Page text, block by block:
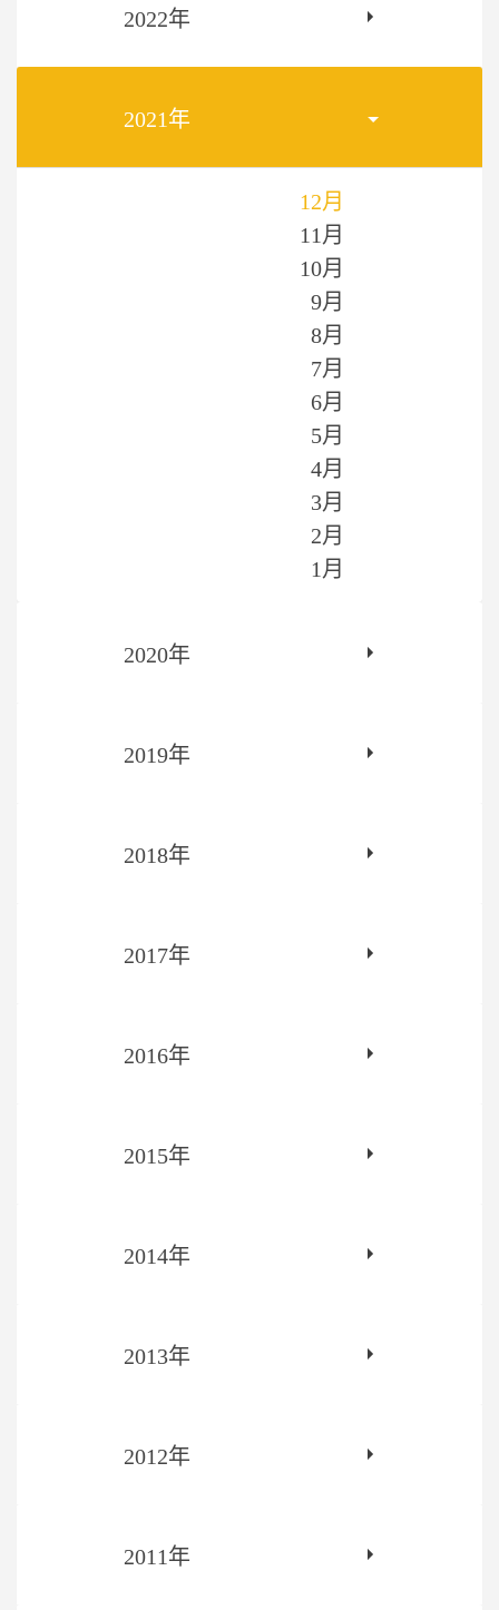
2022年
2021年
12月
11月
10月
9月
8月
7月
6月
5月
4月
3月
2月
1月
2020年
2019年
2018年
2017年
2016年
2015年
2014年
2013年
2012年
2011年